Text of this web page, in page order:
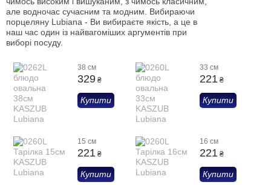
але водночас сучасним та модним. Вибираючи
порцеляну Lubiana - Ви вибираєте якість, а це в
наш час один із найвагоміших аргументів при
виборі посуду.
38 см
329 ₴
Купити
33 см
221 ₴
Купити
15 см
221 ₴
Купити
16 см
221 ₴
Купити